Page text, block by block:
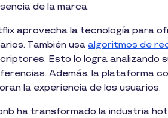
de la marca.
aprovecha la tecnología para
También usa algoritmos de
Esto lo logra analizando
Además, la plataforma
la experiencia de los usuarios.
ha transformado la industria